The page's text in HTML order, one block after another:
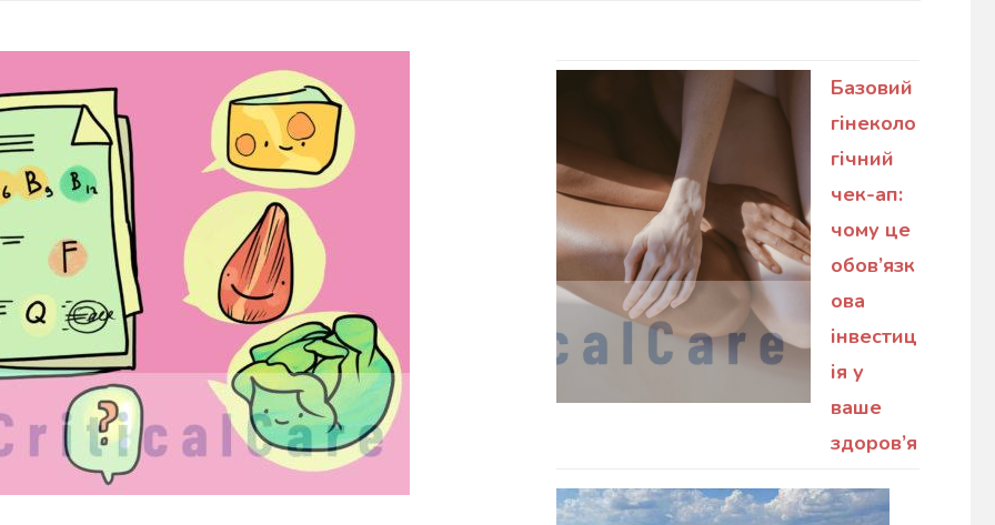
Базовий
гінеколо
гічний
чек-ап:
чому це
обов’язк
ова
інвестиц
ія у
ваше
здоров’я